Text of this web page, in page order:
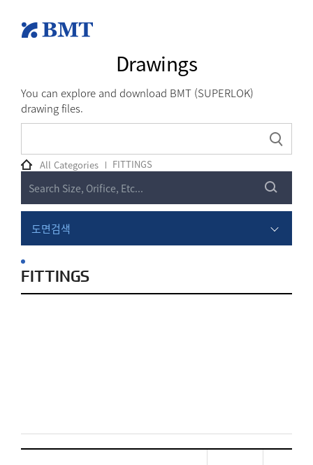
Drawings
You can explore and download BMT (SUPERLOK)
drawing files.
All Categories FITTINGS
도면검색
FITTINGS